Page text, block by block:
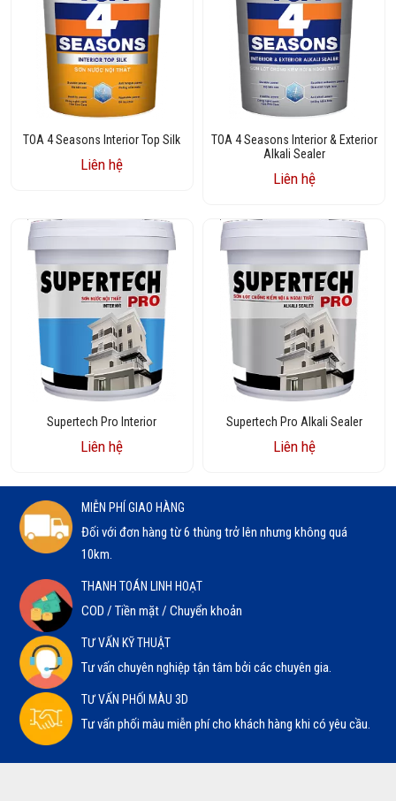
TOA 4 Seasons Interior Top Silk
Liên hệ
TOA 4 Seasons Interior & Exterior
Alkali Sealer
Liên hệ
Supertech Pro Interior
Liên hệ
Supertech Pro Alkali Sealer
Liên hệ
MIỄN PHÍ GIAO HÀNG
Đối với đơn hàng từ 6 thùng trở lên nhưng không quá
10km.
THANH TOÁN LINH HOẠT
COD / Tiền mặt / Chuyển khoản
TƯ VẤN KỸ THUẬT
Tư vấn chuyên nghiệp tận tâm bởi các chuyên gia.
TƯ VẤN PHỐI MÀU 3D
Tư vấn phối màu miễn phí cho khách hàng khi có yêu cầu.